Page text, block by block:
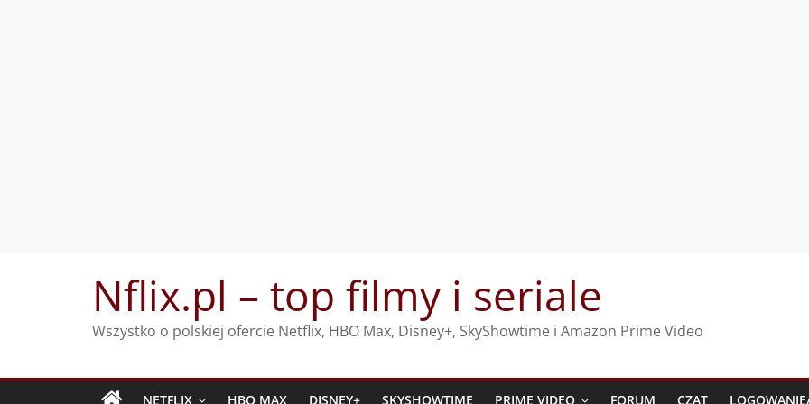
Nflix.pl – top filmy i seriale
Wszystko o polskiej ofercie Netflix, HBO Max, Disney+, SkyShowtime i Amazon Prime Video
NETFLIX HBO MAX DISNEY+ SKYSHOWTIME PRIME VIDEO FORUM CZAT